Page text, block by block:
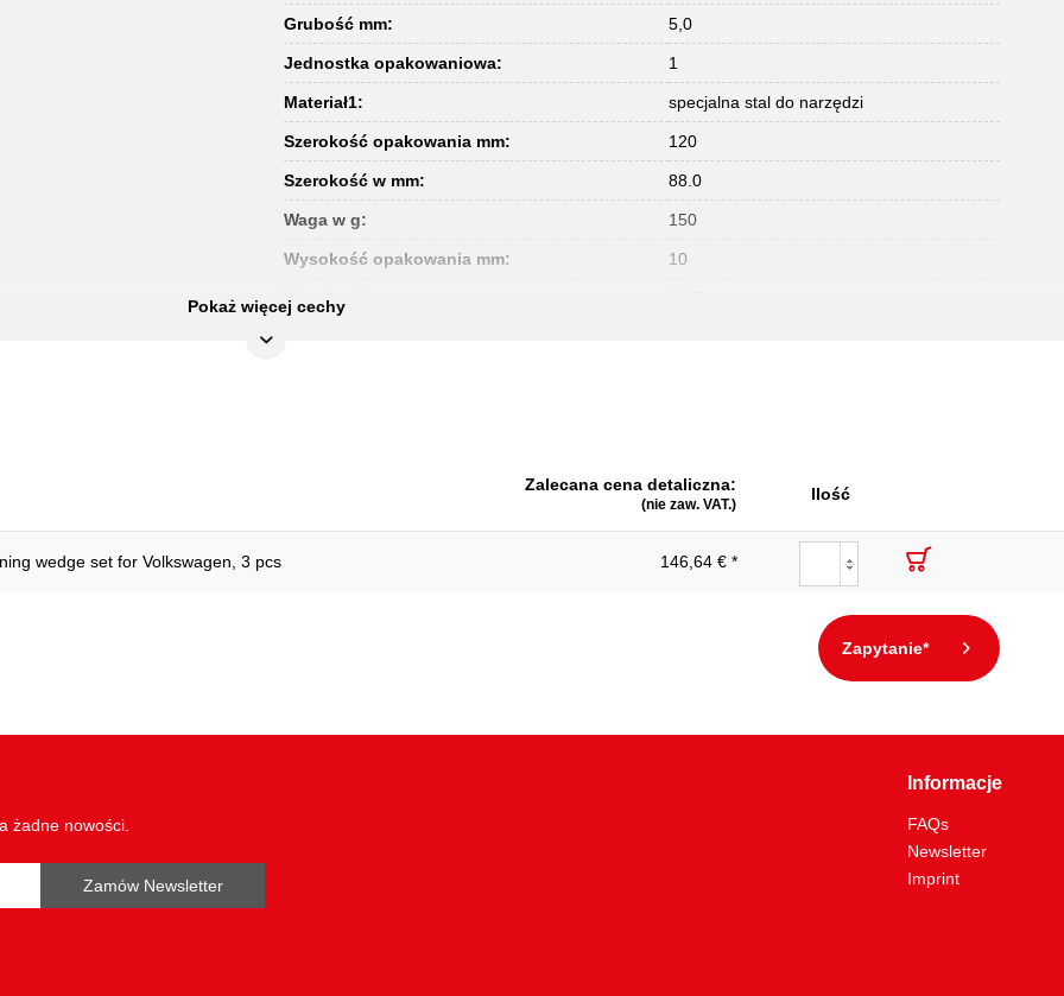
Grubość mm: 5,0
Jednostka opakowaniowa: 1
Materiał1: specjalna stal do narzędzi
Szerokość opakowania mm: 120
Szerokość w mm: 88.0
Waga w g: 150
Wysokość opakowania mm: 10
Wysokość w mm:
Pokaż więcej cechy
Zalecana cena detaliczna:
(nie zaw. VAT.)
Ilość
wedge set for Volkswagen, 3 pcs 146,64 € *
Zapytanie*
żadne nowości.
Zamów Newsletter
Informacje
FAQs
Newsletter
Imprint